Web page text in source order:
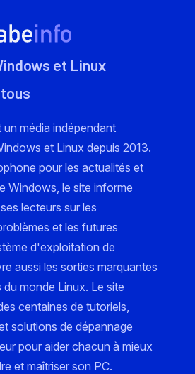
et Linux
média indépendant
et Linux depuis 2013.
pour les actualités et
Windows, le site informe
lecteurs sur les
et les futures
d'exploitation de
aussi les sorties marquantes
monde Linux. Le site
centaines de tutoriels,
solutions de dépannage
pour aider chacun à mieux
et maîtriser son PC.